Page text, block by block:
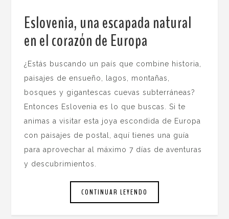
Eslovenia, una escapada natural
en el corazón de Europa
¿Estás buscando un país que combine historia,
paisajes de ensueño, lagos, montañas,
bosques y gigantescas cuevas subterráneas?
Entonces Eslovenia es lo que buscas. Si te
animas a visitar esta joya escondida de Europa
con paisajes de postal, aquí tienes una guía
para aprovechar al máximo 7 días de aventuras
y descubrimientos.
CONTINUAR LEYENDO